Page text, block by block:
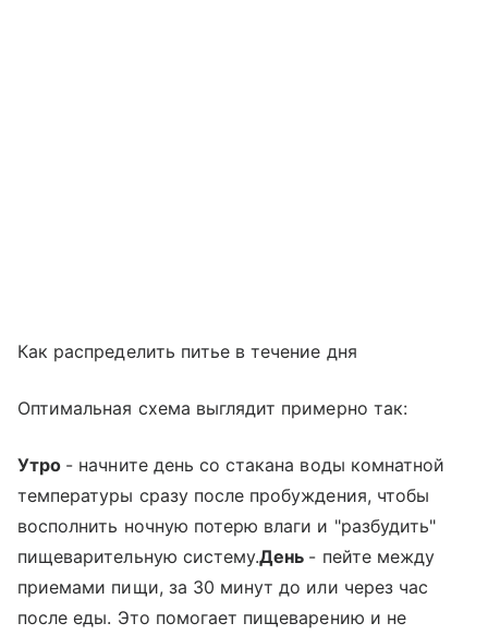
Как распределить питье в течение дня
Оптимальная схема выглядит примерно так:
Утро - начните день со стакана воды комнатной
температуры сразу после пробуждения, чтобы
восполнить ночную потерю влаги и "разбудить"
пищеварительную систему.День - пейте между
приемами пищи, за 30 минут до или через час
после еды. Это помогает пищеварению и не